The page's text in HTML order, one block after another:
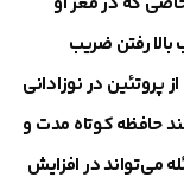
رفتن ضریب
در نوزادانی
حافظه کوتاه مدت و
می‌تواند در افزایش